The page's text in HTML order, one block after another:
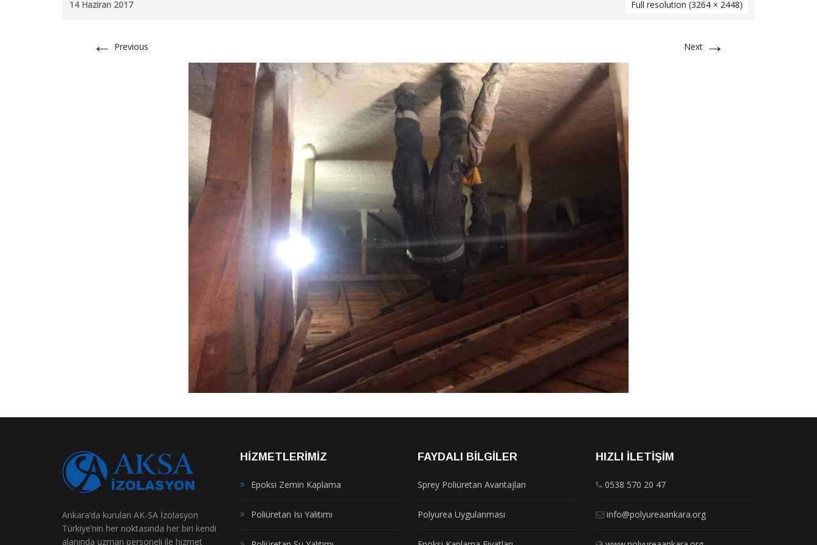
14 Haziran 2017 Full resolution (3264 × 2448)
← Previous Next →
Ankara’da kurulan AK-SA İzolasyon
Türkiye’nin her noktasında her biri kendi
alanında uzman personeli ile hizmet
HIZMETLERIMIZ
Epoksi Zemin Kaplama
Poliüretan Isı Yalıtımı
FAYDALI BILGILER
Sprey Poliüretan Avantajları
Polyurea Uygulanması
HIZLI İLETIŞIM
0538 570 20 47
info@polyureaankara.org